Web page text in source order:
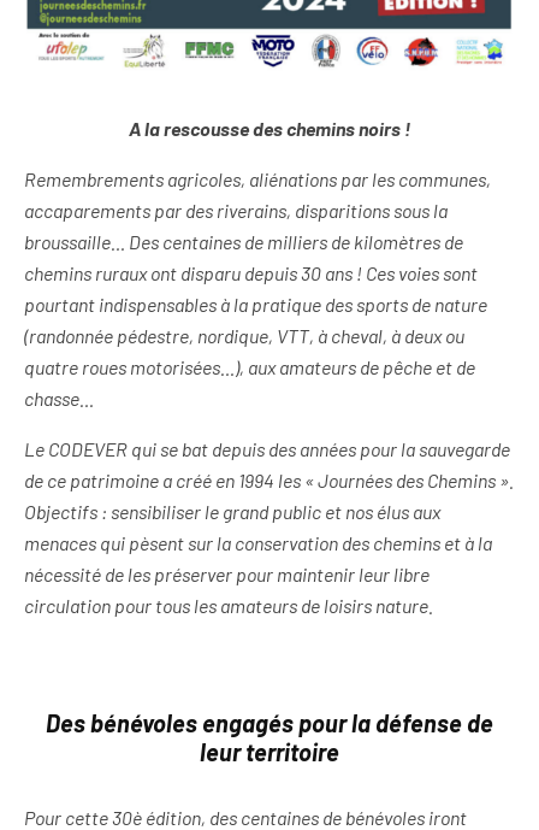
A la rescousse des chemins noirs !
Remembrements agricoles, aliénations par les communes,
accaparements par des riverains, disparitions sous la
broussaille… Des centaines de milliers de kilomètres de
chemins ruraux ont disparu depuis 30 ans ! Ces voies sont
pourtant indispensables à la pratique des sports de nature
(randonnée pédestre, nordique, VTT, à cheval, à deux ou
quatre roues motorisées…), aux amateurs de pêche et de
chasse…
Le CODEVER qui se bat depuis des années pour la sauvegarde
de ce patrimoine a créé en 1994 les « Journées des Chemins ».
Objectifs : sensibiliser le grand public et nos élus aux
menaces qui pèsent sur la conservation des chemins et à la
nécessité de les préserver pour maintenir leur libre
circulation pour tous les amateurs de loisirs nature.
Des bénévoles engagés pour la défense de
leur territoire
Pour cette 30è édition, des centaines de bénévoles iront